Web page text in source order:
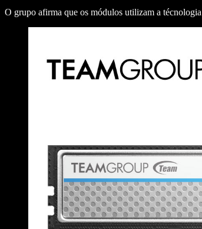
O grupo afirma que os módulos utilizam a técnologia